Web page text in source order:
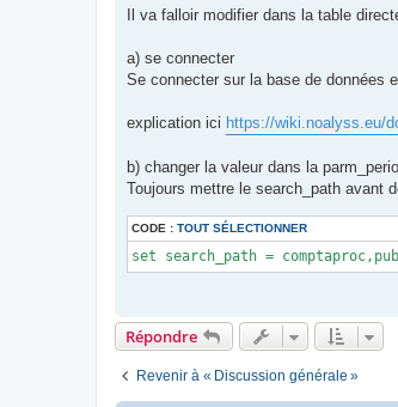
g
Il va falloir modifier dans la table
a) se connecter
Se connecter sur la base de données
explication ici https://wiki.noalyss.eu/
b) changer la valeur dans la
Toujours mettre le search_path avant
CODE : TOUT SÉLECTIONNER
set search_path =
Répondre
Revenir à « Discussion générale »